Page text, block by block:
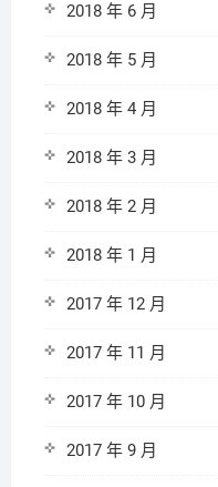
2018 年 6 月
2018 年 5 月
2018 年 4 月
2018 年 3 月
2018 年 2 月
2018 年 1 月
2017 年 12 月
2017 年 11 月
2017 年 10 月
2017 年 9 月